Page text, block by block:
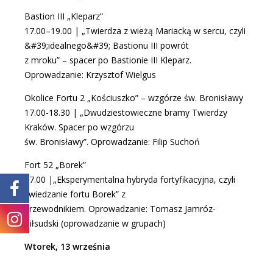
Bastion III „Kleparz”
17.00–19.00 | „Twierdza z wieżą Mariacką w sercu, czyli
&#39;idealnego&#39; Bastionu III powrót
z mroku” – spacer po Bastionie III Kleparz.
Oprowadzanie: Krzysztof Wielgus
Okolice Fortu 2 „Kościuszko” – wzgórze św. Bronisławy
17.00-18.30 | „Dwudziestowieczne bramy Twierdzy
Kraków. Spacer po wzgórzu
św. Bronisławy”. Oprowadzanie: Filip Suchoń
Fort 52 „Borek”
17.00 |„Eksperymentalna hybryda fortyfikacyjna, czyli
zwiedzanie fortu Borek” z
przewodnikiem. Oprowadzanie: Tomasz Jamróz-
Piłsudski (oprowadzanie w grupach)
Wtorek, 13 września